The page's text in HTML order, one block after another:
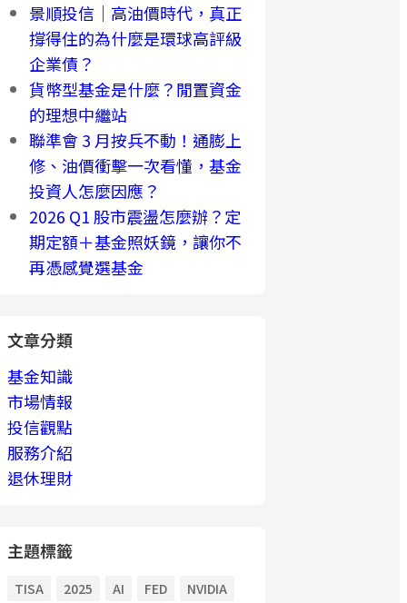
景順投信｜高油價時代，真正
撐得住的為什麼是環球高評級
企業債？
貨幣型基金是什麼？閒置資金
的理想中繼站
聯準會 3 月按兵不動！通膨上
修、油價衝擊一次看懂，基金
投資人怎麼因應？
2026 Q1 股市震盪怎麼辦？定
期定額＋基金照妖鏡，讓你不
再憑感覺選基金
文章分類
基金知識
市場情報
投信觀點
服務介紹
退休理財
主題標籤
TISA 2025 AI FED
NVIDIA